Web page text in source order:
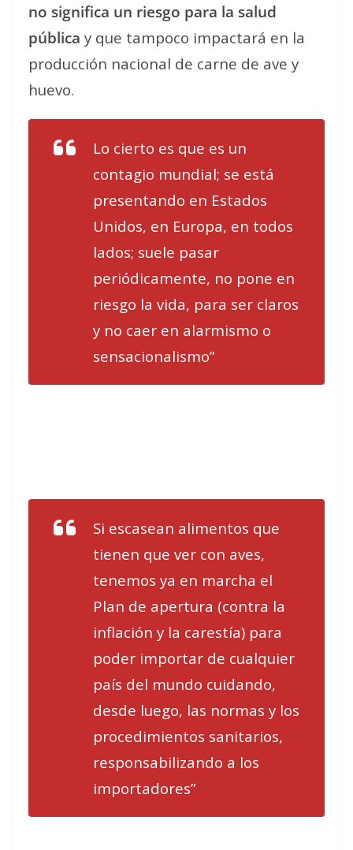
no significa un riesgo para la salud
pública y que tampoco impactará en la
producción nacional de carne de ave y
huevo.
Lo cierto es que es un
contagio mundial; se está
presentando en Estados
Unidos, en Europa, en todos
lados; suele pasar
periódicamente, no pone en
riesgo la vida, para ser claros
y no caer en alarmismo o
sensacionalismo”
Si escasean alimentos que
tienen que ver con aves,
tenemos ya en marcha el
Plan de apertura (contra la
inflación y la carestía) para
poder importar de cualquier
país del mundo cuidando,
desde luego, las normas y los
procedimientos sanitarios,
responsabilizando a los
importadores”